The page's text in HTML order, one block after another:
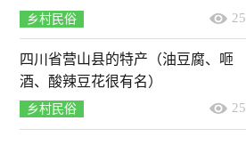
乡村民俗 25
四川省营山县的特产（油豆腐、咂
酒、酸辣豆花很有名）
乡村民俗 25